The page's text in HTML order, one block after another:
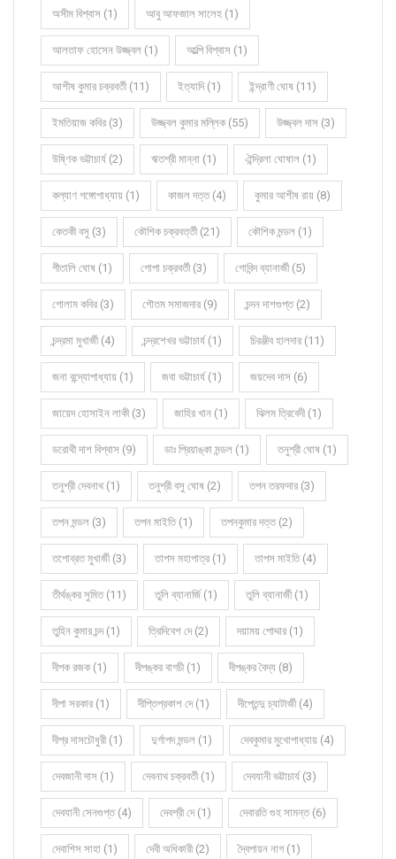
অসীম বিশ্বাস (1) আবু আফজাল সালেহ (1)
আলতাফ হোসেন উজ্জ্বল (1) আল্পি বিশ্বাস (1)
আশীষ কুমার চক্রবর্তী (11) ইত্যাদি (1) ইন্দ্রাণী ঘোষ (11)
ইমতিয়াজ কবির (3) উজ্জ্বল কুমার মল্লিক (55) উজ্জ্বল দাস (3)
উষ্ণিক ভট্টাচার্য (2) ঋতশ্রী মান্না (1) ঐন্দ্রিলা ঘোষাল (1)
কল্যাণ গঙ্গোপাধ্যায় (1) কাজল দত্ত (4) কুমার আশীষ রায় (8)
কেতকী বসু (3) কৌশিক চক্রবর্ত্তী (21) কৌশিক মন্ডল (1)
গীতালি ঘোষ (1) গোপা চক্রবর্তী (3) গোবিন্দ ব্যানার্জী (5)
গোলাম কবির (3) গৌতম সমাজদার (9) চন্দন দাশগুপ্ত (2)
চন্দ্রমা মুখার্জী (4) চন্দ্রশেখর ভট্টাচার্য (1) চিরঞ্জীব হালদার (11)
জনা বন্দ্যোপাধ্যায় (1) জবা ভট্টাচার্য (1) জয়দেব দাস (6)
জায়েদ হোসাইন লাকী (3) জাহির খান (1) ঝিলম ত্রিবেদী (1)
ডরোথী দাশ বিশ্বাস (9) ডাঃ প্রিয়াঙ্কা মন্ডল (1) তনুশ্রী ঘোষ (1)
তনুশ্রী দেবনাথ (1) তনুশ্রী বসু ঘোষ (2) তপন তরফদার (3)
তপন মন্ডল (3) তপন মাইতি (1) তপনকুমার দত্ত (2)
তপোব্রত মুখার্জী (3) তাপস মহাপাত্র (1) তাপস মাইতি (4)
তীর্থঙ্কর সুমিত (11) তুলি ব্যানার্জি (1) তুলি ব্যানার্জী (1)
তুহিন কুমার চন্দ (1) ত্রিদিবেশ দে (2) দয়াময় পোদ্দার (1)
দীপক রজক (1) দীপঙ্কর বাগচী (1) দীপঙ্কর বৈদ্য (8)
দীপা সরকার (1) দীপ্তিপ্রকাশ দে (1) দীপ্তেন্দু চ্যাটার্জী (4)
দীপ্র দাসচৌধুরী (1) দুর্গাপদ মন্ডল (1) দেবকুমার মুখোপাধ্যায় (4)
দেবজানী দাস (1) দেবনাথ চক্রবর্তী (1) দেবযানী ভট্টাচার্য (3)
দেবযানী সেনগুপ্ত (4) দেবশ্রী দে (1) দেবারতি গুহ সামন্ত (6)
দেবাশিস সাহা (1) দেবী অধিকারী (2) দ্বৈপায়ন নাগ (1)